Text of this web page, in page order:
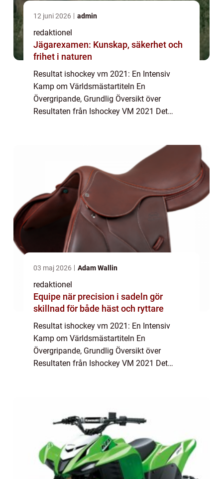
12 juni 2026 admin
redaktionel
Jägarexamen: Kunskap, säkerhet och
frihet i naturen
Resultat ishockey vm 2021: En Intensiv
Kamp om Världsmästartiteln En
Övergripande, Grundlig Översikt över
Resultaten från Ishockey VM 2021 Det
03 maj 2026 Adam Wallin
redaktionel
Equipe när precision i sadeln gör
skillnad för både häst och ryttare
Resultat ishockey vm 2021: En Intensiv
Kamp om Världsmästartiteln En
Övergripande, Grundlig Översikt över
Resultaten från Ishockey VM 2021 Det